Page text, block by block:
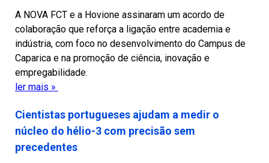
A NOVA FCT e a Hovione assinaram um acordo de
colaboração que reforça a ligação entre academia e
indústria, com foco no desenvolvimento do Campus de
Caparica e na promoção de ciência, inovação e
empregabilidade.
ler mais »
Cientistas portugueses ajudam a medir o
núcleo do hélio-3 com precisão sem
precedentes